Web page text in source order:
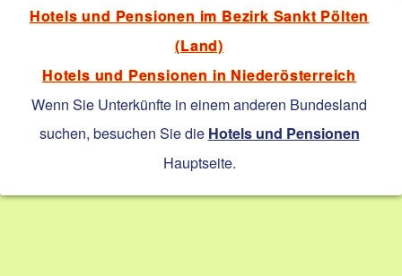
Hotels und Pensionen im Bezirk Sankt Pölten
(Land)
Hotels und Pensionen in Niederösterreich
Wenn Sie Unterkünfte in einem anderen Bundesland
suchen, besuchen Sie die Hotels und Pensionen
Hauptseite.